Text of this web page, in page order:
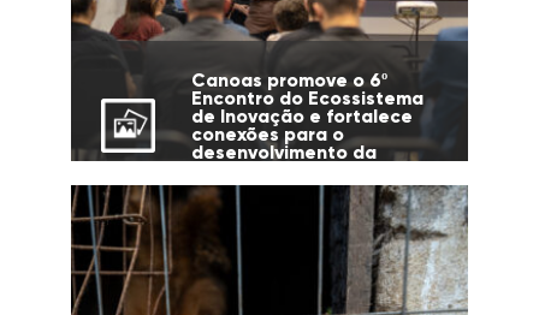
Canoas promove o 6º
Encontro do Ecossistema
de Inovação e fortalece
conexões para o
desenvolvimento da